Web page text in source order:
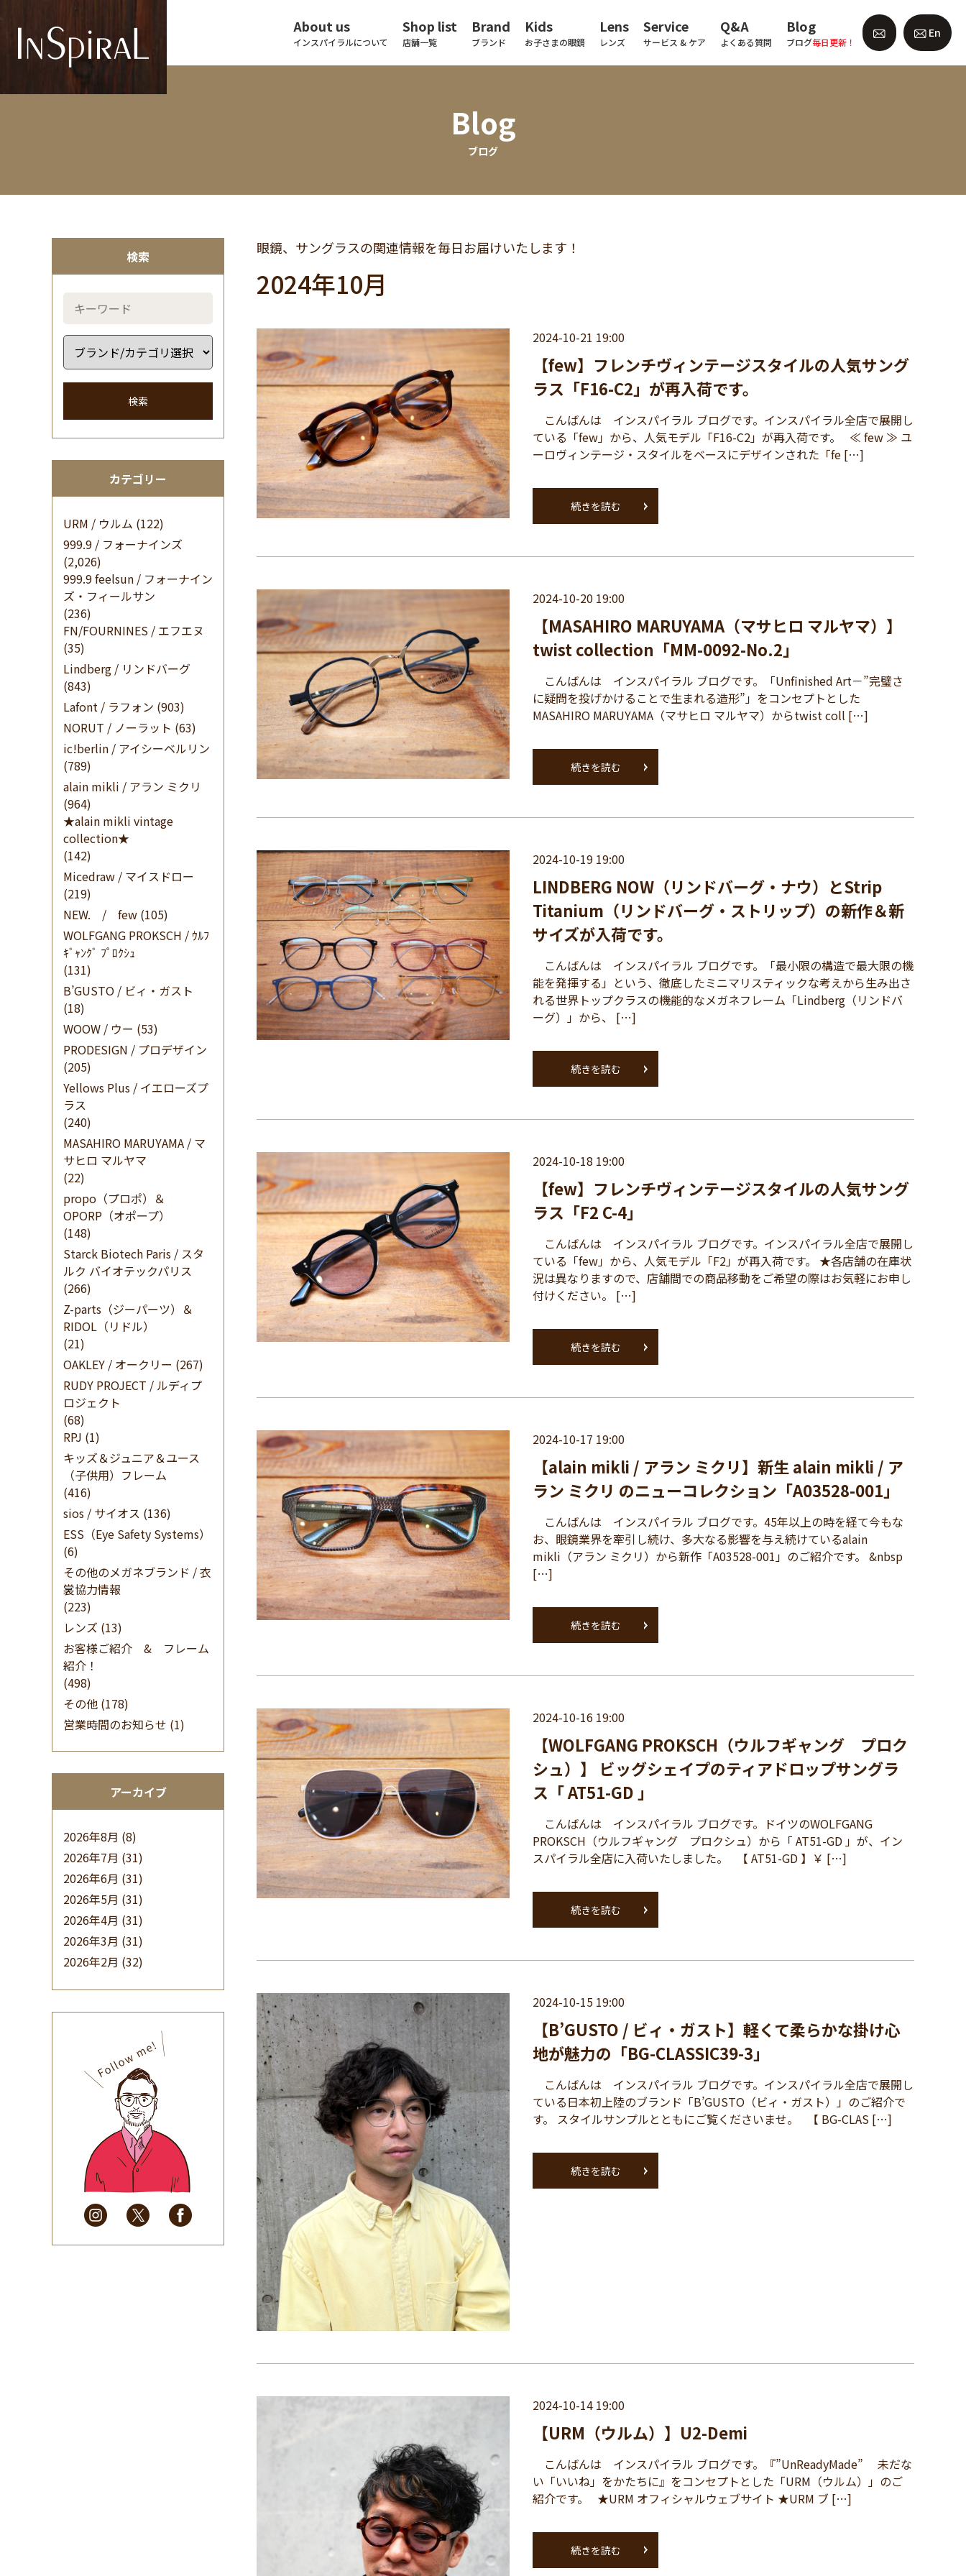
About us
インスパイラルについて
Shop list
店舗一覧
Brand
ブランド
Kids
お子さまの眼鏡
Lens
レンズ
Service
サービス & ケア
Q&A
よくある質問
Blog
ブログ毎日更新！
En
Blog
ブログ
検索
検索
カテゴリー
URM / ウルム (122)
999.9 / フォーナインズ
(2,026)
999.9 feelsun / フォーナイン
ズ・フィールサン
(236)
FN/FOURNINES / エフエヌ
(35)
Lindberg / リンドバーグ
(843)
Lafont / ラフォン (903)
NORUT / ノーラット (63)
ic!berlin / アイシーベルリン
(789)
alain mikli / アラン ミクリ
(964)
★alain mikli vintage
collection★
(142)
Micedraw / マイスドロー
(219)
NEW. / few (105)
WOLFGANG PROKSCH / ｳﾙﾌ
ｷﾞｬﾝｸﾞ ﾌﾟﾛｸｼｭ
(131)
B’GUSTO / ビィ・ガスト
(18)
WOOW / ウー (53)
PRODESIGN / プロデザイン
(205)
Yellows Plus / イエローズプ
ラス
(240)
MASAHIRO MARUYAMA / マ
サヒロ マルヤマ
(22)
propo（プロポ）＆
OPORP（オポープ）
(148)
Starck Biotech Paris / スタ
ルク バイオテックパリス
(266)
Z-parts（ジーパーツ）＆
RIDOL（リドル）
(21)
OAKLEY / オークリー (267)
RUDY PROJECT / ルディプ
ロジェクト
(68)
RPJ (1)
キッズ＆ジュニア＆ユース
（子供用）フレーム
(416)
sios / サイオス (136)
ESS（Eye Safety Systems）
(6)
その他のメガネブランド / 衣
裳協力情報
(223)
レンズ (13)
お客様ご紹介 & フレーム
紹介！
(498)
その他 (178)
営業時間のお知らせ (1)
アーカイブ
2026年8月 (8)
2026年7月 (31)
2026年6月 (31)
2026年5月 (31)
2026年4月 (31)
2026年3月 (31)
2026年2月 (32)
(32)
2025年9月(30)
2025年8月(31)
2025年7月(37)
2025年6月(48)
2025年5月
(41)
2025年4月
(32)
2025年3月(31)
2025年2月
(28)
2025年1月
(34)
眼鏡、サングラスの関連情報を毎日お届けいたします！
2024年10月
2024-10-21 19:00
【few】フレンチヴィンテージスタイルの人気サング
ラス「F16-C2」が再入荷です。
こんばんは インスパイラル ブログです。インスパイラル全店で展開し
ている「few」から、人気モデル「F16-C2」が再入荷です。 ≪ few ≫ ユ
ーロヴィンテージ・スタイルをベースにデザインされた「fe […]
続きを読む
2024-10-20 19:00
【MASAHIRO MARUYAMA（マサヒロ マルヤマ）】
twist collection「MM-0092-No.2」
こんばんは インスパイラル ブログです。「Unfinished Art－”完璧さ
に疑問を投げかけることで生まれる造形”」をコンセプトとした
MASAHIRO MARUYAMA（マサヒロ マルヤマ）からtwist coll […]
続きを読む
2024-10-19 19:00
LINDBERG NOW（リンドバーグ・ナウ）とStrip
Titanium（リンドバーグ・ストリップ）の新作＆新
サイズが入荷です。
こんばんは インスパイラル ブログです。「最小限の構造で最大限の機
能を発揮する」という、徹底したミニマリスティックな考えから生み出さ
れる世界トップクラスの機能的なメガネフレーム「Lindberg（リンドバ
ーグ）」から、 […]
続きを読む
2024-10-18 19:00
【few】フレンチヴィンテージスタイルの人気サング
ラス「F2 C-4」
こんばんは インスパイラル ブログです。インスパイラル全店で展開し
ている「few」から、人気モデル「F2」が再入荷です。 ★各店舗の在庫状
況は異なりますので、店舗間での商品移動をご希望の際はお気軽にお申し
付けください。 […]
続きを読む
2024-10-17 19:00
【alain mikli / アラン ミクリ】新生 alain mikli / ア
ラン ミクリ のニューコレクション「A03528-001」
こんばんは インスパイラル ブログです。45年以上の時を経て今もな
お、眼鏡業界を牽引し続け、多大なる影響を与え続けているalain
mikli（アラン ミクリ）から新作「A03528-001」のご紹介です。 &nbsp
[…]
続きを読む
2024-10-16 19:00
【WOLFGANG PROKSCH（ウルフギャング プロク
シュ）】 ビッグシェイプのティアドロップサングラ
ス「 AT51-GD 」
こんばんは インスパイラル ブログです。ドイツのWOLFGANG
PROKSCH（ウルフギャング プロクシュ）から「 AT51-GD 」が、イン
スパイラル全店に入荷いたしました。 【 AT51-GD 】￥ […]
続きを読む
2024-10-15 19:00
【B’GUSTO / ビィ・ガスト】軽くて柔らかな掛け心
地が魅力の「BG-CLASSIC39-3」
こんばんは インスパイラル ブログです。インスパイラル全店で展開し
ている日本初上陸のブランド「B’GUSTO（ビィ・ガスト）」のご紹介で
す。 スタイルサンプルとともにご覧くださいませ。 【 BG-CLAS […]
続きを読む
2024-10-14 19:00
【URM（ウルム）】U2-Demi
こんばんは インスパイラル ブログです。『”UnReadyMade” 未だな
い「いいね」をかたちに』をコンセプトとした「URM（ウルム）」のご
紹介です。 ★URM オフィシャルウェブサイト ★URM ブ […]
続きを読む